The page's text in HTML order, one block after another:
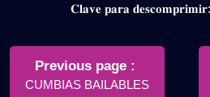
𝐂𝐥𝐚𝐯𝐞 𝐩𝐚𝐫𝐚
Navegación
Previous page
Posts
CUMBIAS BAILABLES